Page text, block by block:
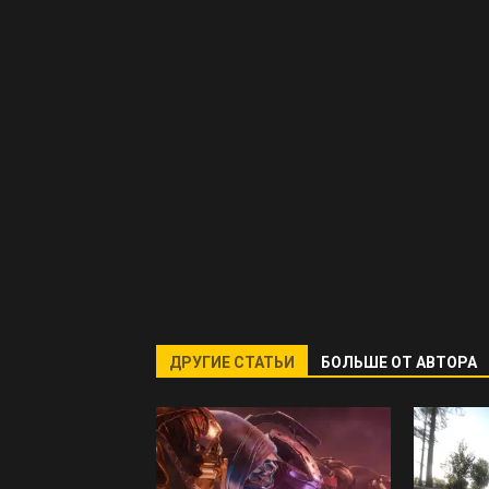
ДРУГИЕ СТАТЬИ БОЛЬШЕ ОТ АВТОРА